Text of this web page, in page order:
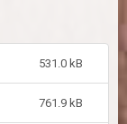
531.0 kB
761.9 kB